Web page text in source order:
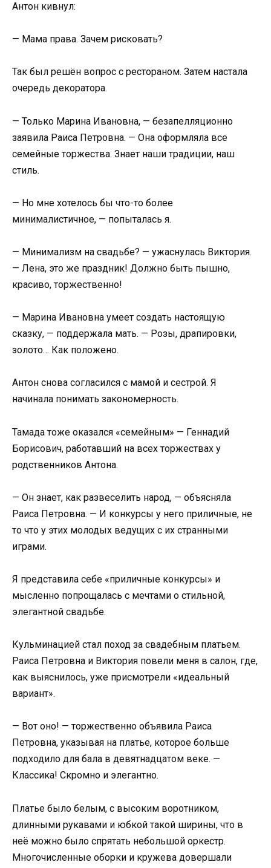
Антон кивнул:
— Мама права. Зачем рисковать?
Так был решён вопрос с рестораном. Затем настала
очередь декоратора.
— Только Марина Ивановна, — безапелляционно
заявила Раиса Петровна. — Она оформляла все
семейные торжества. Знает наши традиции, наш
стиль.
— Но мне хотелось бы что-то более
минималистичное, — попыталась я.
— Минимализм на свадьбе? — ужаснулась Виктория.
— Лена, это же праздник! Должно быть пышно,
красиво, торжественно!
— Марина Ивановна умеет создать настоящую
сказку, — поддержала мать. — Розы, драпировки,
золото… Как положено.
Антон снова согласился с мамой и сестрой. Я
начинала понимать закономерность.
Тамада тоже оказался «семейным» — Геннадий
Борисович, работавший на всех торжествах у
родственников Антона.
— Он знает, как развеселить народ, — объясняла
Раиса Петровна. — И конкурсы у него приличные, не
то что у этих молодых ведущих с их странными
играми.
Я представила себе «приличные конкурсы» и
мысленно попрощалась с мечтами о стильной,
элегантной свадьбе.
Кульминацией стал поход за свадебным платьем.
Раиса Петровна и Виктория повели меня в салон, где,
как выяснилось, уже присмотрели «идеальный
вариант».
— Вот оно! — торжественно объявила Раиса
Петровна, указывая на платье, которое больше
подходило для бала в девятнадцатом веке. —
Классика! Скромно и элегантно.
Платье было белым, с высоким воротником,
длинными рукавами и юбкой такой ширины, что в
неё можно было спрятать небольшой оркестр.
Многочисленные оборки и кружева довершали